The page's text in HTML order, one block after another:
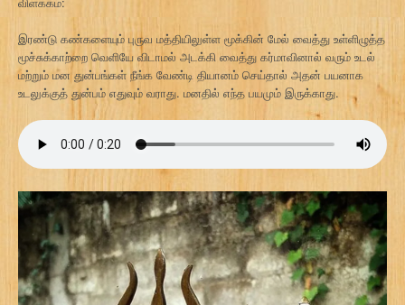
இரண்டு கண்களையும் புருவ மத்தியிலுள்ள மூக்கின் மேல் வைத்து உள்ளிழுத்த
மூச்சுக்காற்றை வெளியே விடாமல் அடக்கி வைத்து கர்மாவினால் வரும் உடல்
மற்றும் மன துன்பங்கள் நீங்க வேண்டி தியானம் செய்தால் அதன் பயனாக
உடலுக்குத் துன்பம் எதுவும் வராது. மனதில் எந்த பயமும் இருக்காது.